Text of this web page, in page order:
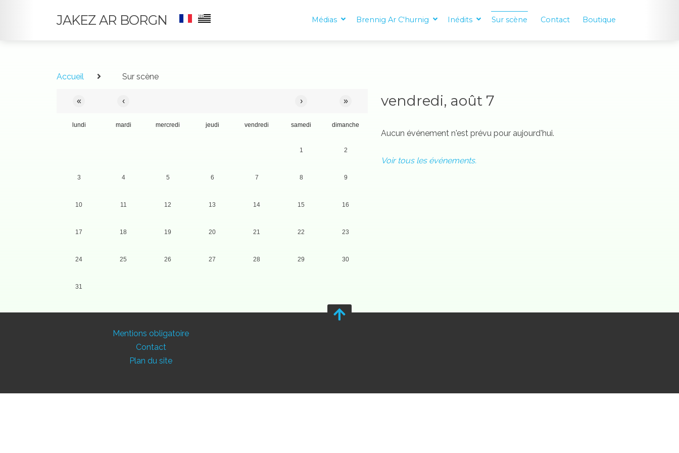
JAKEZ AR BORGN Médias Brennig Ar C'hurnig Inédits Sur scène Contact Boutique
Accueil Sur scène
« ‹ › »
lundi mardi mercredi jeudi vendredi samedi dimanche
1 2
3 4 5 6 7 8 9
10 11 12 13 14 15 16
17 18 19 20 21 22 23
24 25 26 27 28 29 30
31
vendredi, août 7
Aucun événement n'est prévu pour aujourd'hui.
Voir tous les événements.
Mentions obligatoire
Contact
Plan du site